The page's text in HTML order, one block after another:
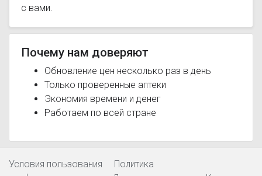
с вами.
Почему нам доверяют
Обновление цен несколько раз в день
Только проверенные аптеки
Экономия времени и денег
Работаем по всей стране
Условия пользования
Политика